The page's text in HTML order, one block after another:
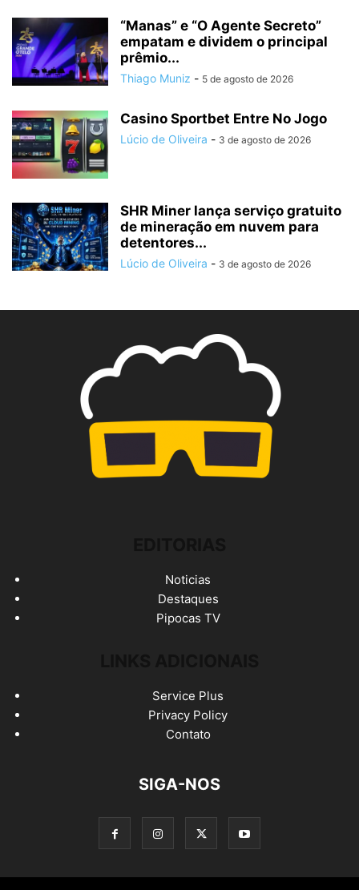
“Manas” e “O Agente Secreto”
empatam e dividem o principal
prêmio...
Thiago Muniz - 5 de agosto de 2026
Casino Sportbet Entre No Jogo
Lúcio de Oliveira - 3 de agosto de 2026
SHR Miner lança serviço gratuito
de mineração em nuvem para
detentores...
Lúcio de Oliveira - 3 de agosto de 2026
Noticias
Destaques
Pipocas TV
Service Plus
Privacy Policy
Contato
SIGA-NOS